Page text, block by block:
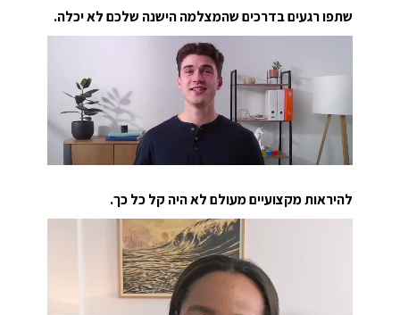
שתפו רגעים בדרכים שהמצלמה הישנה שלכם לא יכלה.
להיראות מקצועיים מעולם לא היה קל כל כך.